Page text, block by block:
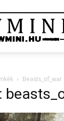
Beasts_of_war